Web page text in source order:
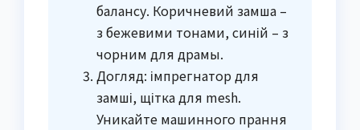
балансу. Коричневий замша –
з бежевими тонами, синій – з
чорним для драмы.
Догляд: імпрегнатор для
замші, щітка для mesh.
Уникайте машинного прання